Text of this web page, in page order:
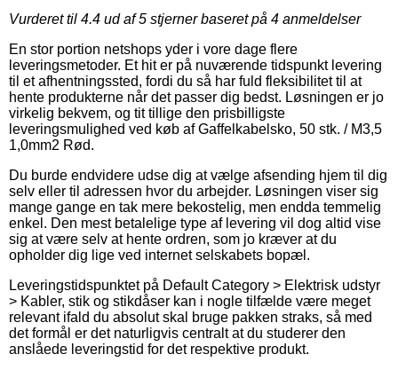
Vurderet til 4.4 ud af 5 stjerner baseret på 4 anmeldelser
En stor portion netshops yder i vore dage flere
leveringsmetoder. Et hit er på nuværende tidspunkt levering
til et afhentningssted, fordi du så har fuld fleksibilitet til at
hente produkterne når det passer dig bedst. Løsningen er jo
virkelig bekvem, og tit tillige den prisbilligste
leveringsmulighed ved køb af Gaffelkabelsko, 50 stk. / M3,5
1,0mm2 Rød.
Du burde endvidere udse dig at vælge afsending hjem til dig
selv eller til adressen hvor du arbejder. Løsningen viser sig
mange gange en tak mere bekostelig, men endda temmelig
enkel. Den mest betalelige type af levering vil dog altid vise
sig at være selv at hente ordren, som jo kræver at du
opholder dig lige ved internet selskabets bopæl.
Leveringstidspunktet på Default Category > Elektrisk udstyr
> Kabler, stik og stikdåser kan i nogle tilfælde være meget
relevant ifald du absolut skal bruge pakken straks, så med
det formål er det naturligvis centralt at du studerer den
anslåede leveringstid for det respektive produkt.